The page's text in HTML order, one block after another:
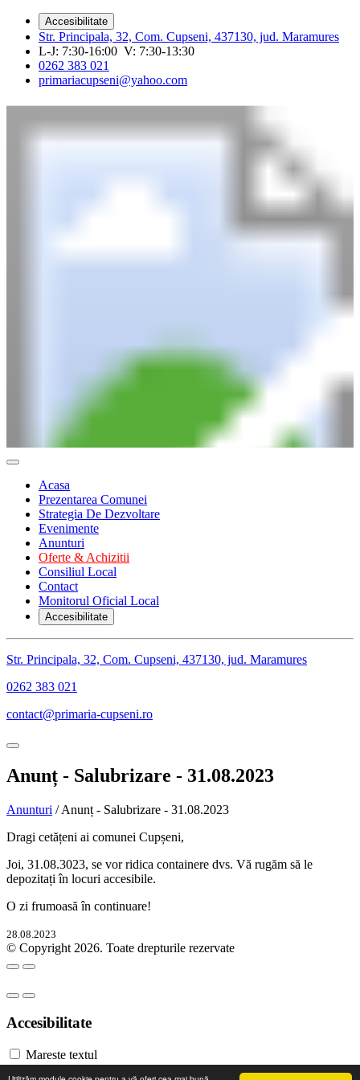
Accesibilitate
Str. Principala, 32, Com. Cupseni, 437130, jud. Maramures
L-J: 7:30-16:00 V: 7:30-13:30
0262 383 021
primariacupseni@yahoo.com
Acasa
Prezentarea Comunei
Strategia De Dezvoltare
Evenimente
Anunturi
Oferte & Achizitii
Consiliul Local
Contact
Monitorul Oficial Local
Accesibilitate
Str. Principala, 32, Com. Cupseni, 437130, jud. Maramures
0262 383 021
contact@primaria-cupseni.ro
Anunț - Salubrizare - 31.08.2023
Anunturi / Anunț - Salubrizare - 31.08.2023
Dragi cetățeni ai comunei Cupșeni,
Joi, 31.08.3023, se vor ridica containere dvs. Vă rugăm să le
depozitați în locuri accesibile.
O zi frumoasă în continuare!
28.08.2023
© Copyright 2026. Toate drepturile rezervate
Accesibilitate
Mareste textul